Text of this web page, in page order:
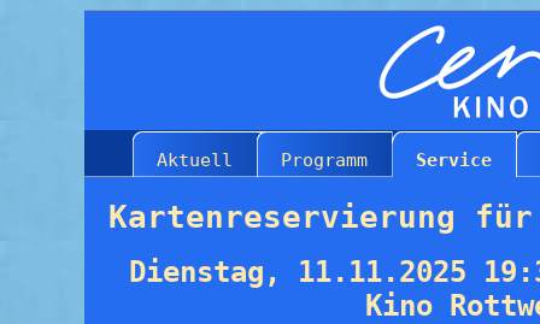
Aktuell Programm Service
Kartenreservierung für
Dienstag, 11.11.2025
Kino